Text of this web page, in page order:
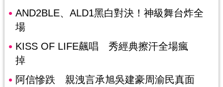
AND2BLE、ALD1黑白對決！神級舞台炸全
場
KISS OF LIFE飆唱 秀經典擦汗全場瘋
掉
阿信慘跌 親洩言承旭吳建豪周渝民真面